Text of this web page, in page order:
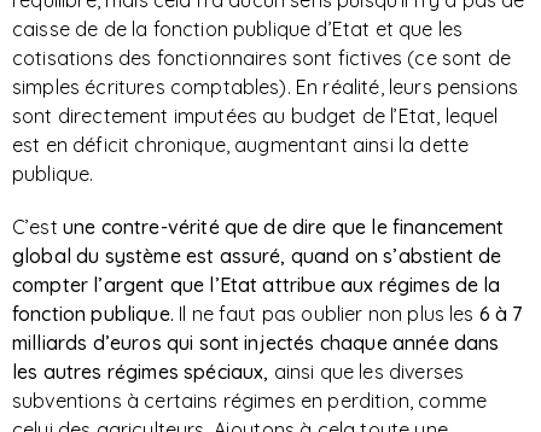
caisse de de la fonction publique d’Etat et que les
cotisations des fonctionnaires sont fictives (ce sont de
simples écritures comptables). En réalité, leurs pensions
sont directement imputées au budget de l’Etat, lequel
est en déficit chronique, augmentant ainsi la dette
publique.
C’est une contre-vérité que de dire que le financement
global du système est assuré, quand on s’abstient de
compter l’argent que l’Etat attribue aux régimes de la
fonction publique. Il ne faut pas oublier non plus les 6 à 7
milliards d’euros qui sont injectés chaque année dans
les autres régimes spéciaux, ainsi que les diverses
subventions à certains régimes en perdition, comme